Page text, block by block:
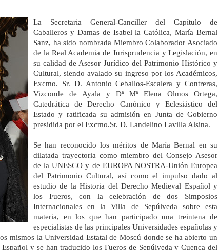
La Secretaria General-Canciller del Capítulo de
Caballeros y Damas de Isabel la Católica, María Bernal
Sanz, ha sido nombrada Miembro Colaborador Asociado
de la Real Academia de Jurisprudencia y Legislación, en
su calidad de Asesor Jurídico del Patrimonio Histórico y
Cultural, siendo avalado su ingreso por los Académicos,
Excmo. Sr. D. Antonio Ceballos-Escalera y Contreras,
Vizconde de Ayala y Dª Mª Elena Olmos Ortega,
Catedrática de Derecho Canónico y Eclesiástico del
Estado y ratificada su admisión en Junta de Gobierno
presidida por el Excmo.Sr. D. Landelino Lavilla Alsina.
Se han reconocido los méritos de María Bernal en su
dilatada trayectoria como miembro del Consejo Asesor
de la UNESCO y de EUROPA NOSTRA-Unión Europea
del Patrimonio Cultural, así como el impulso dado al
estudio de la Historia del Derecho Medieval Español y
los Fueros, con la celebración de dos Simposios
Internacionales en la Villa de Sepúlveda sobre esta
materia, en los que han participado una treintena de
especialistas de las principales Universidades españolas y
mismos la Universidad Estatal de Moscú donde se ha abierto un
y se han traducido los Fueros de Sepúlveda y Cuenca del